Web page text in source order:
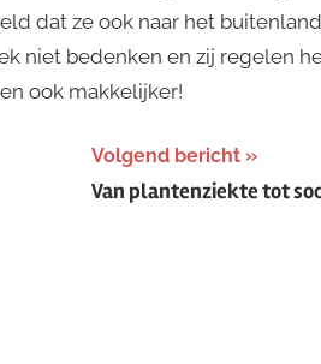
dat ze ook naar het buitenland
niet bedenken en zij regelen
ook makkelijker!
Volgend bericht
Van plantenziekte tot